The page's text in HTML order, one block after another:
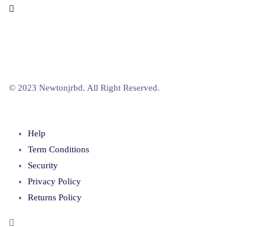
© 2023 Newtonjrbd. All Right Reserved.
Help
Term Conditions
Security
Privacy Policy
Returns Policy